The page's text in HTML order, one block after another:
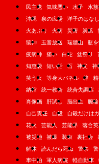
民主党
気味悪い 水子 水
沖縄
泉の広場 洋子のはな
火あぶり
火病 災害 炭鉱
猿神
玉音放送 瑞牆山 瓶
疫病神
痛い 白蛇 盆祭り
知恵袋
短い話 石 神父 神
笑う女
等身大パネル 箱
納棺
統一教会 統合失調症
肖像画
肝試し 脳出血 腕輪
自己責任
自殺 自殺だけは
花火
芸能人 芸能界 落合英
被災地
被爆 装束 裏社会
解体
読んだら死ぬ 警察
車中泊
軍人病院 軽自動車